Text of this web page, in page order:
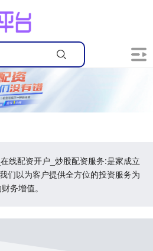
线配资开户_炒股配资服务:是家成立
们以为客户提供全方位的投资服务为
务增值。